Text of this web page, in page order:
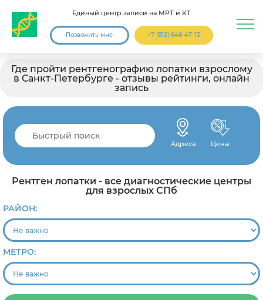
Единый центр записи на МРТ и КТ
Позвонить мне +7 (812) 646-47-13
Где пройти рентгенографию лопатки взрослому
в Санкт-Петербурге - отзывы рейтинги, онлайн
запись
Адреса Цены
Рентген лопатки - все диагностические центры
для взрослых СПб
РАЙОН:
МЕТРО: